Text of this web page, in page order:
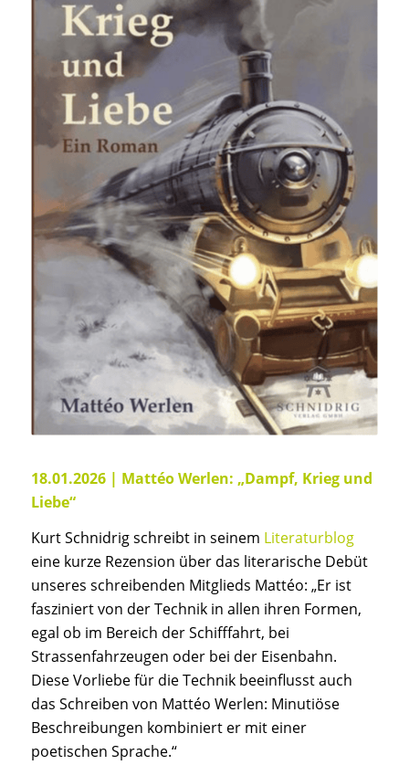
18.01.2026 | Mattéo Werlen: „Dampf, Krieg und
Liebe“
Kurt Schnidrig schreibt in seinem Literaturblog
eine kurze Rezension über das literarische Debüt
unseres schreibenden Mitglieds Mattéo: „Er ist
fasziniert von der Technik in allen ihren Formen,
egal ob im Bereich der Schifffahrt, bei
Strassenfahrzeugen oder bei der Eisenbahn.
Diese Vorliebe für die Technik beeinflusst auch
das Schreiben von Mattéo Werlen: Minutiöse
Beschreibungen kombiniert er mit einer
poetischen Sprache.“